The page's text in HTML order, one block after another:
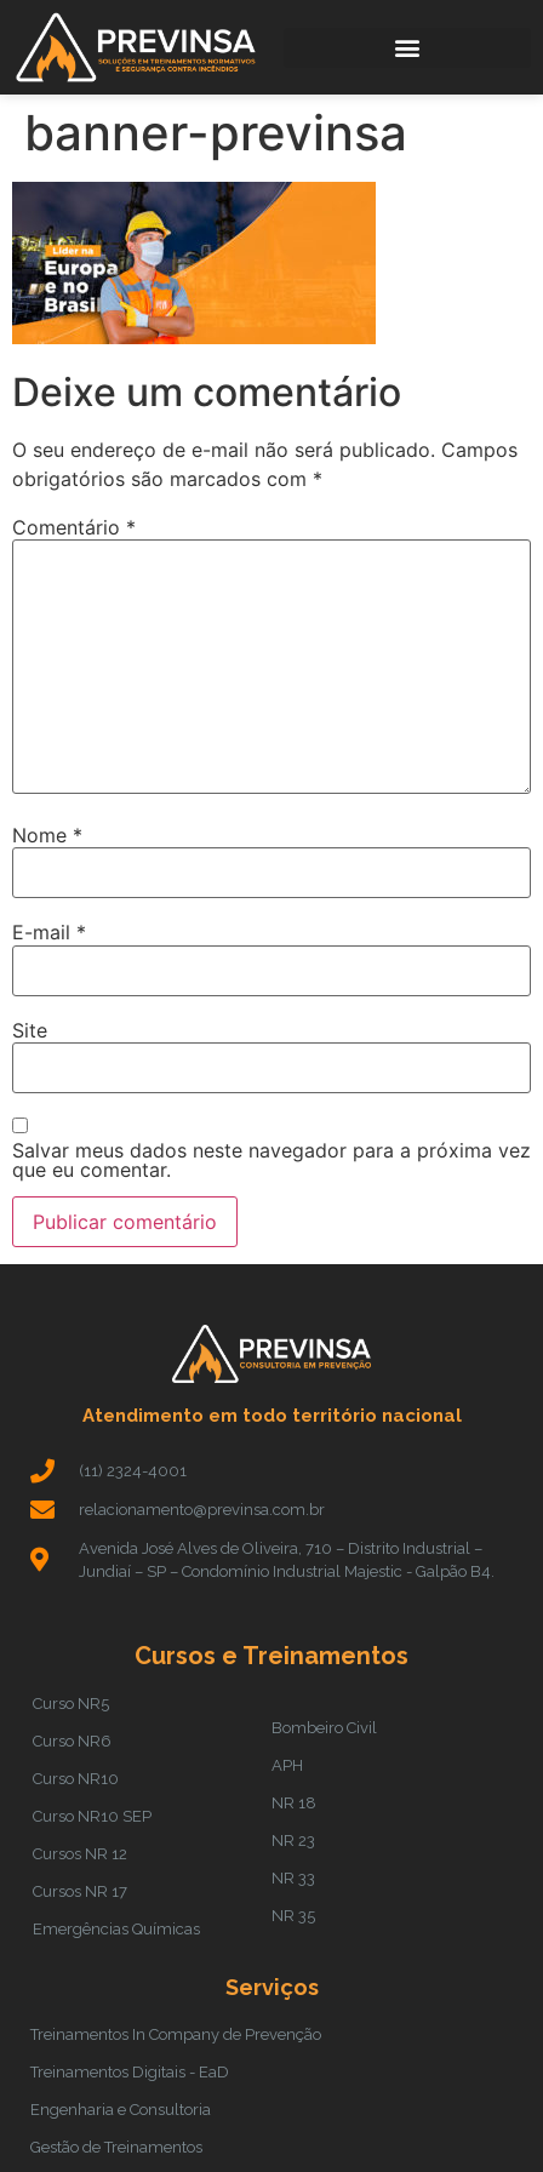
banner-previnsa
Deixe um comentário
O seu endereço de e-mail não será publicado. Campos
obrigatórios são marcados com *
Comentário *
Nome *
E-mail *
Site
Salvar meus dados neste navegador para a próxima vez
que eu comentar.
Atendimento em todo território nacional
(11) 2324-4001
relacionamento@previnsa.com.br
Avenida José Alves de Oliveira, 710 – Distrito Industrial –
Jundiaí – SP – Condomínio Industrial Majestic - Galpão B4.
Cursos e Treinamentos
Curso NR5
Curso NR6
Curso NR10
Curso NR10 SEP
Cursos NR 12
Cursos NR 17
Emergências Químicas
Bombeiro Civil
APH
NR 18
NR 23
NR 33
NR 35
Serviços
Treinamentos In Company de Prevenção
Treinamentos Digitais - EaD
Engenharia e Consultoria
Gestão de Treinamentos